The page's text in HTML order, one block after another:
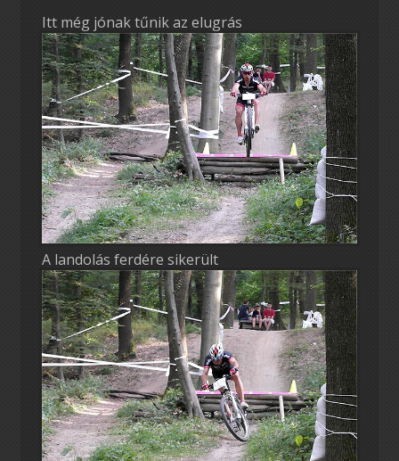
Itt még jónak tűnik az elugrás
A landolás ferdére sikerült